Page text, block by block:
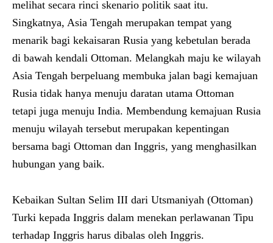
melihat secara rinci skenario politik saat itu.
Singkatnya, Asia Tengah merupakan tempat yang
menarik bagi kekaisaran Rusia yang kebetulan berada
di bawah kendali Ottoman. Melangkah maju ke wilayah
Asia Tengah berpeluang membuka jalan bagi kemajuan
Rusia tidak hanya menuju daratan utama Ottoman
tetapi juga menuju India. Membendung kemajuan Rusia
menuju wilayah tersebut merupakan kepentingan
bersama bagi Ottoman dan Inggris, yang menghasilkan
hubungan yang baik.
Kebaikan Sultan Selim III dari Utsmaniyah (Ottoman)
Turki kepada Inggris dalam menekan perlawanan Tipu
terhadap Inggris harus dibalas oleh Inggris.